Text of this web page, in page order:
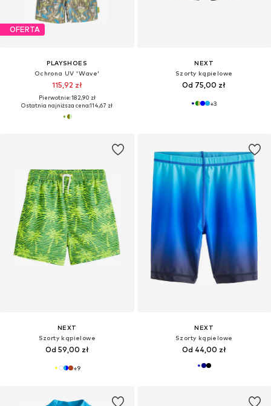
OFERTA
PLAYSHOES
Ochrona UV 'Wave'
115,92 zł
Pierwotnie: 182,90 zł
Ostatnia najniższa cena:114,67 zł
NEXT
Szorty kąpielowe
Od 75,00 zł
+3
NEXT
Szorty kąpielowe
Od 59,00 zł
+9
NEXT
Szorty kąpielowe
Od 44,00 zł